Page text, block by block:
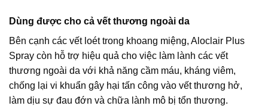
Dùng được cho cả vết thương ngoài da
Bên cạnh các vết loét trong khoang miệng, Aloclair Plus
Spray còn hỗ trợ hiệu quả cho việc làm lành các vết
thương ngoài da với khả năng cầm máu, kháng viêm,
chống lại vi khuẩn gây hại tấn công vào vết thương hở,
làm dịu sự đau đớn và chữa lành mô bị tổn thương.